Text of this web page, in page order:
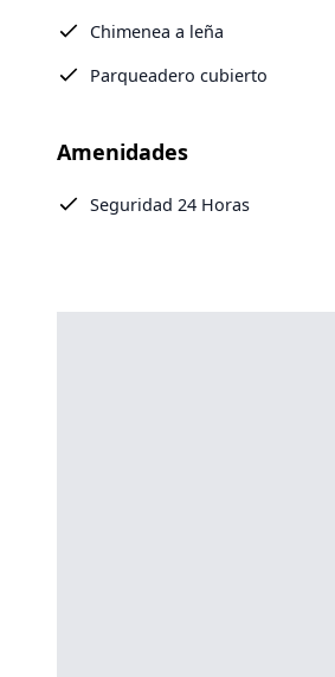
Chimenea a leña
Parqueadero cubierto
Amenidades
Seguridad 24 Horas